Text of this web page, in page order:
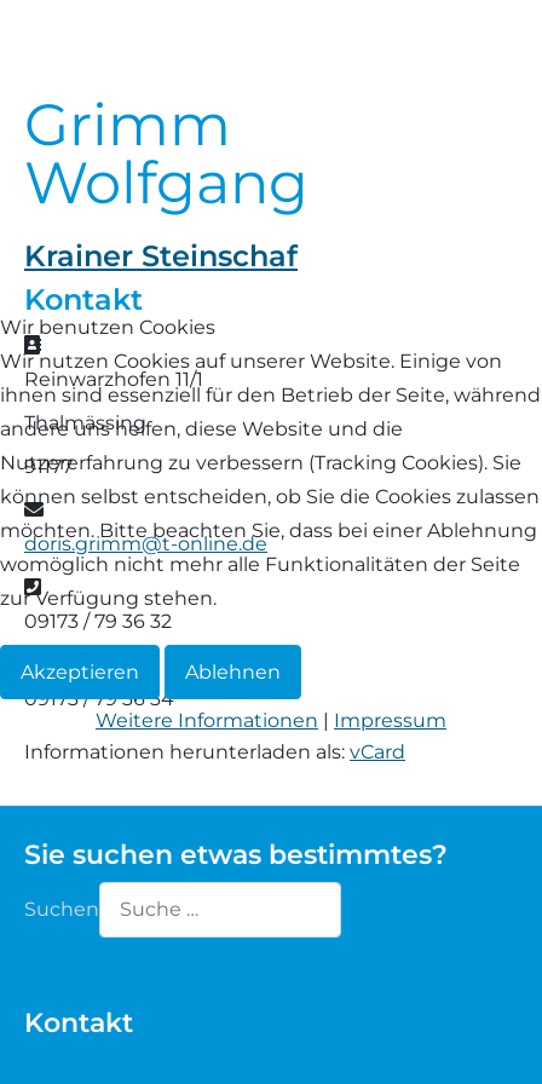
Grimm
Wolfgang
Krainer Steinschaf
Kontakt
Adresse
Reinwarzhofen 11/1
Thalmässing
91177
E-Mail
doris.grimm@t-online.de
Telefon
09173 / 79 36 32
Fax
09173 / 79 36 34
Informationen herunterladen als: vCard
Sie suchen etwas bestimmtes?
Suchen
Kontakt
Wir benutzen Cookies
Wir nutzen Cookies auf unserer Website. Einige von
ihnen sind essenziell für den Betrieb der Seite, während
andere uns helfen, diese Website und die
Nutzererfahrung zu verbessern (Tracking Cookies). Sie
können selbst entscheiden, ob Sie die Cookies zulassen
möchten. Bitte beachten Sie, dass bei einer Ablehnung
womöglich nicht mehr alle Funktionalitäten der Seite
zur Verfügung stehen.
Akzeptieren Ablehnen
Weitere Informationen | Impressum
Links Züchter-Internetseiten
Preisrichter in Bayern
Futtrationsrechner
Neueinsteiger
Fachberater in Bayern
Lineare Beurteilung Zahnstellung
Erfassung der Euterreinheit
Weißes Bergschaf
Rouge de Roussillon
Schwarzes Villnösser Schaf
Scottish Blackface
Shetland
Skudde
South Down
Soayschaf
Waldschaf
Weiße gehörnte Heidschnucke
Weiße hornlose Heidschnucke
Herdwick